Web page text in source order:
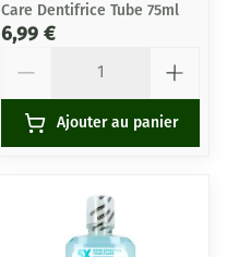
Care Dentifrice Tube 75ml
6,99 €
Ajouter au panier